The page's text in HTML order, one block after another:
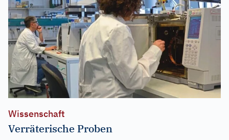
Wissenschaft
Verräterische Proben